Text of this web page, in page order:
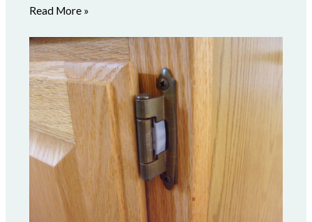
Read More »